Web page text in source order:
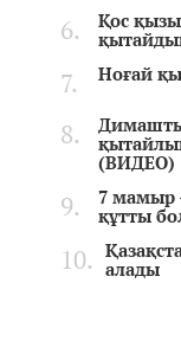
Қос
Ноғай
(ВИДЕО)
7 мамыр
құтты
алады